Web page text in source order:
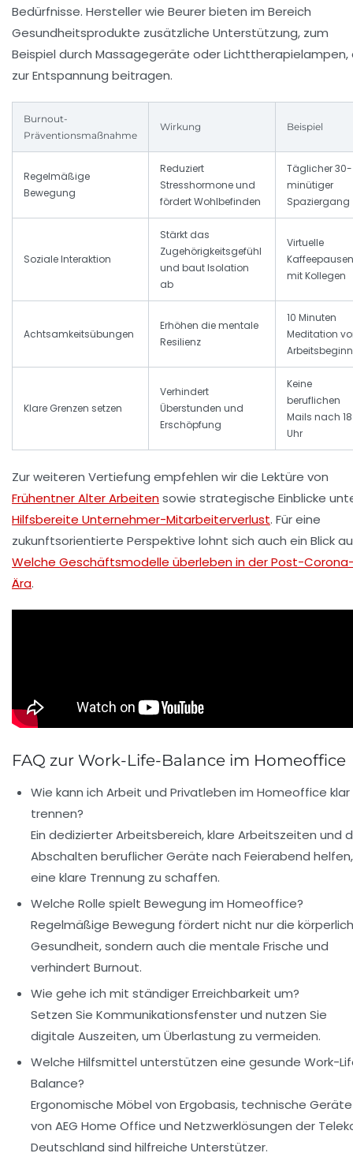
Bedürfnisse. Hersteller wie Beurer bieten im Bereich
Gesundheitsprodukte zusätzliche Unterstützung, zum
Beispiel durch Massagegeräte oder Lichttherapielampen,
zur Entspannung beitragen.
Burnout-
Präventionsmaßnahme
Wirkung Beispiel
Regelmäßige
Bewegung
Reduziert
Stresshormone und
fördert Wohlbefinden
Täglicher 30-
minütiger
Spaziergang
Soziale Interaktion
Stärkt das
Zugehörigkeitsgefühl
und baut Isolation
ab
Virtuelle
Kaffeepausen
mit Kollegen
Achtsamkeitsübungen
Erhöhen die mentale
Resilienz
10 Minuten
Meditation
Arbeitsbeginn
Klare Grenzen setzen
Verhindert
Überstunden und
Erschöpfung
Keine
beruflichen
Mails nach 18
Uhr
Zur weiteren Vertiefung empfehlen wir die Lektüre von
Frühentner Alter Arbeitensowie strategische Einblicke
Hilfsbereite Unternehmer-Mitarbeiterverlust. Für eine
zukunftsorientierte Perspektive lohnt sich auch ein Blick
Welche Geschäftsmodelle überleben in der Post-
Ära.
FAQ zur Work-Life-Balance im Homeoffice
Wie kann ich Arbeit und Privatleben im Homeoffice klar
trennen?
Ein dedizierter Arbeitsbereich, klare Arbeitszeiten und
Abschalten beruflicher Geräte nach Feierabend helfen,
eine klare Trennung zu schaffen.
Welche Rolle spielt Bewegung im Homeoffice?
Regelmäßige Bewegung fördert nicht nur die
Gesundheit, sondern auch die mentale Frische und
verhindert Burnout.
Wie gehe ich mit ständiger Erreichbarkeit um?
Setzen Sie Kommunikationsfenster und nutzen Sie
digitale Auszeiten, um Überlastung zu vermeiden.
Welche Hilfsmittel unterstützen eine gesunde Work-
Balance?
Ergonomische Möbel von Ergobasis, technische Geräte
von AEG Home Office und Netzwerklösungen der
Deutschland sind hilfreiche Unterstützer.